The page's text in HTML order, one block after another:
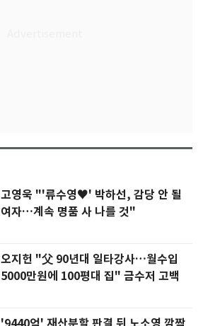
고영욱 "'류수영♥' 박하선, 감당 안 될
여자…계속 명품 사 나를 것"
오지헌 "父 90년대 일타강사…월수입
5000만원에 100평대 집" 금수저 고백